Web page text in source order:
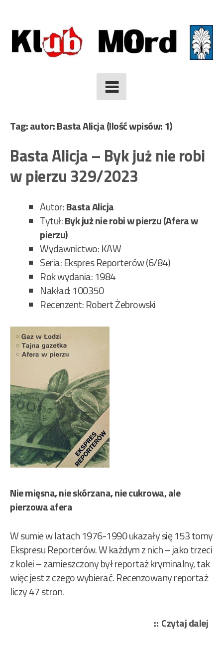
to
content
Tag: autor: Basta Alicja(Ilość wpisów: 1)
Basta Alicja – Byk już nie robi
w pierzu 329/2023
Autor:Basta Alicja
Tytuł:Byk już nie robi w pierzu (Afera w
pierzu)
Wydawnictwo: KAW
Seria: Ekspres Reporterów (6/84)
Rok wydania: 1984
Nakład: 100350
Recenzent: Robert Żebrowski
Nie mięsna, nie skórzana, nie cukrowa, ale
pierzowa afera
W sumie w latach 1976-1990 ukazały się 153 tomy
Ekspresu Reporterów. W każdym z nich – jako trzeci
z kolei – zamieszczony był reportaż kryminalny, tak
więc jest z czego wybierać. Recenzowany reportaż
liczy 47 stron.
Czytaj dalej